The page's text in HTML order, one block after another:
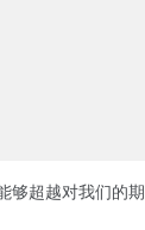
够超越对我们的期